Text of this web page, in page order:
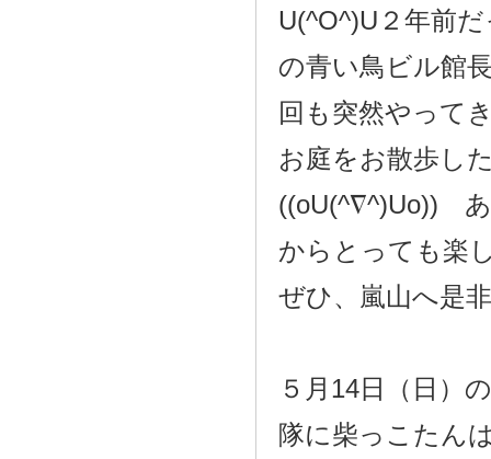
U(^O^)U２年前
の青い鳥ビル館
回も突然やって
お庭をお散歩し
((oU(^∇^)Uo)) あ
からとっても楽
ぜひ、嵐山へ是
５月14日（日）
隊に柴っこたん